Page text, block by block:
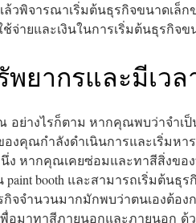
พิจารณาเริ่มต้นธุรกิจขนาดเล็ก
ายและเงินในการเริ่มต้นธุรกิจข
พยากรและมีเว
อย่างไรก็ตาม หากคุณพบว่าจำเ
คุณกำลังดำเนินการและเริ่มหา
นึ่ง หากคุณเคยซ่อมและทาสีสิ่งข
booth และสามารถเริ่มต้นธุ
กิจจำนวนมากมักพบว่าตนเองต้อง
อมาทาสีภายนอกและภายนอก ด้